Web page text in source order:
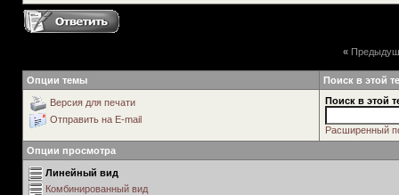
«
Опции темы Поиск в этой
Версия для печати
Отправить на E-mail
Поиск в этой
Расширенный
Опции просмотра
Линейный вид
Комбинированный вид